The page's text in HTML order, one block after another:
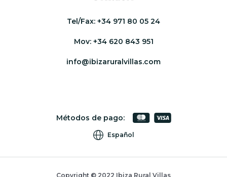
Tel/Fax: +34 971 80 05 24
Mov: +34 620 843 951
info@ibizaruralvillas.com
Métodos de pago:
Español
Copyright © 2022 Ibiza Rural Villas